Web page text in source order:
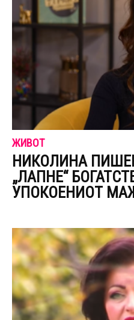
ЖИВОТ
НИКОЛИНА
„ЛАПНЕ“
УПОКОЕНИОТ